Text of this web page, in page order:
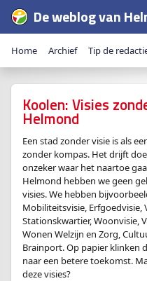
De weblog van
Home Archief Tip de
Koolen: Visies
Helmond
Een stad zonder visie is als
zonder kompas. Het drijft
onzeker waar het naartoe
Helmond hebben we geen
visies. We hebben
Mobiliteitsvisie, Erfgoedvisie,
Stationskwartier, Woonvisie,
Wonen Welzijn en Zorg,
Brainport. Op papier klinken
naar een betere toekomst.
deze visies?